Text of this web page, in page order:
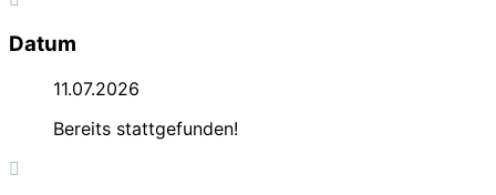
Datum
11.07.2026
Bereits stattgefunden!